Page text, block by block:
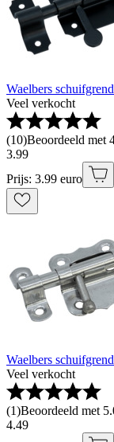
Waelbers
Veel verkocht
(10)Beoordeeld met
3.99
Prijs: 3.99 euro
Waelbers
Veel verkocht
(1)Beoordeeld met
4.49